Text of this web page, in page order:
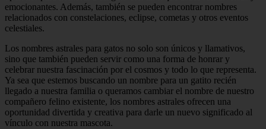
emocionantes. Además, también se pueden encontrar nombres
relacionados con constelaciones, eclipse, cometas y otros eventos
celestiales.
Los nombres astrales para gatos no solo son únicos y llamativos,
sino que también pueden servir como una forma de honrar y
celebrar nuestra fascinación por el cosmos y todo lo que representa.
Ya sea que estemos buscando un nombre para un gatito recién
llegado a nuestra familia o queramos cambiar el nombre de nuestro
compañero felino existente, los nombres astrales ofrecen una
oportunidad divertida y creativa para darle un nuevo significado al
vínculo con nuestra mascota.